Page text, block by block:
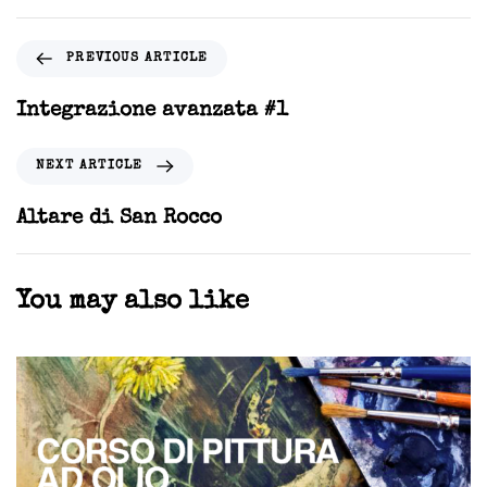
PREVIOUS ARTICLE
Integrazione avanzata #1
NEXT ARTICLE
Altare di San Rocco
You may also like